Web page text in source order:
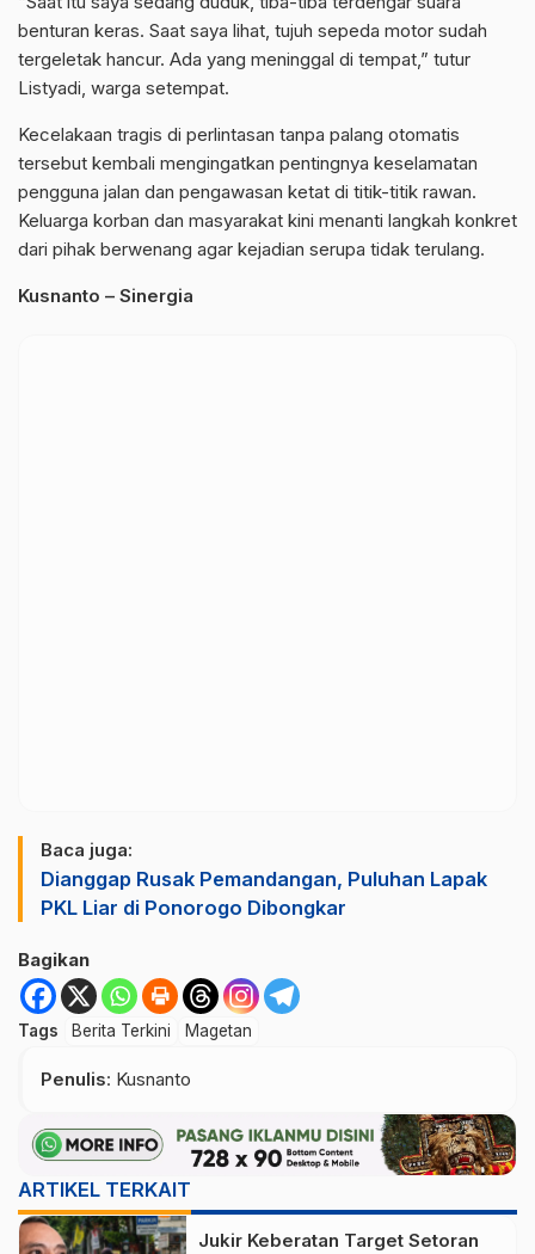
benturan keras. Saat saya lihat, tujuh sepeda motor sudah
tergeletak hancur. Ada yang meninggal di tempat,” tutur
Listyadi, warga setempat.
Kecelakaan tragis di perlintasan tanpa palang otomatis
tersebut kembali mengingatkan pentingnya keselamatan
pengguna jalan dan pengawasan ketat di titik-titik rawan.
Keluarga korban dan masyarakat kini menanti langkah konkret
dari pihak berwenang agar kejadian serupa tidak terulang.
Kusnanto – Sinergia
Baca juga:
Dianggap Rusak Pemandangan, Puluhan Lapak
PKL Liar di Ponorogo Dibongkar
Bagikan
Tags Berita Terkini Magetan
Penulis: Kusnanto
ARTIKEL TERKAIT
Jukir Keberatan Target Setoran